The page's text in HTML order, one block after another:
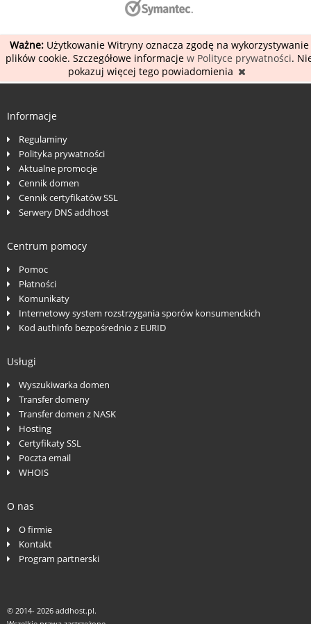
Ważne:Użytkowanie Witryny oznacza zgodę na wykorzystywanie
plików cookie. Szczegółowe informacje w Polityce prywatności.
pokazuj więcej tego powiadomienia
Informacje
Regulaminy
Polityka prywatności
Aktualne promocje
Cennik domen
Cennik certyfikatów SSL
Serwery DNS addhost
Centrum pomocy
Pomoc
Płatności
Komunikaty
Internetowy system rozstrzygania sporów konsumenckich
Kod authinfo bezpośrednio z EURID
Usługi
Wyszukiwarka domen
Transfer domeny
Transfer domen z NASK
Hosting
Certyfikaty SSL
Poczta email
WHOIS
O nas
O firmie
Kontakt
Program partnerski
© 2014- 2026 addhost.pl.